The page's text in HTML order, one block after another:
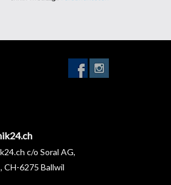
c/o Soral AG,
CH-6275 Ballwil